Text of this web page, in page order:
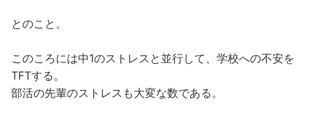
とのこと。
このころには中1のストレスと並行して、学校への不安を
TFTする。
部活の先輩のストレスも大変な数である。